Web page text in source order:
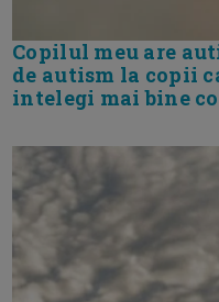
Copilul meu are
de autism la copii
intelegi mai bine